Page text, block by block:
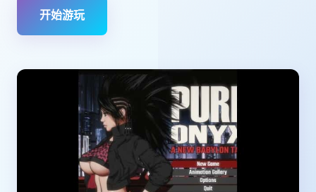
开始游玩